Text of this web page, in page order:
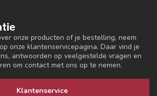
onze producten of je bestelling, neem
onze klantenservicepagina. Daar vind je
antwoorden op veelgestelde vragen en
om contact met ons op te nemen.
Klantenservice